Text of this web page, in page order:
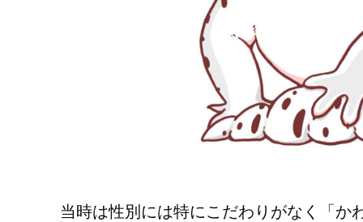
当時は性別には特にこだわりがなく「か